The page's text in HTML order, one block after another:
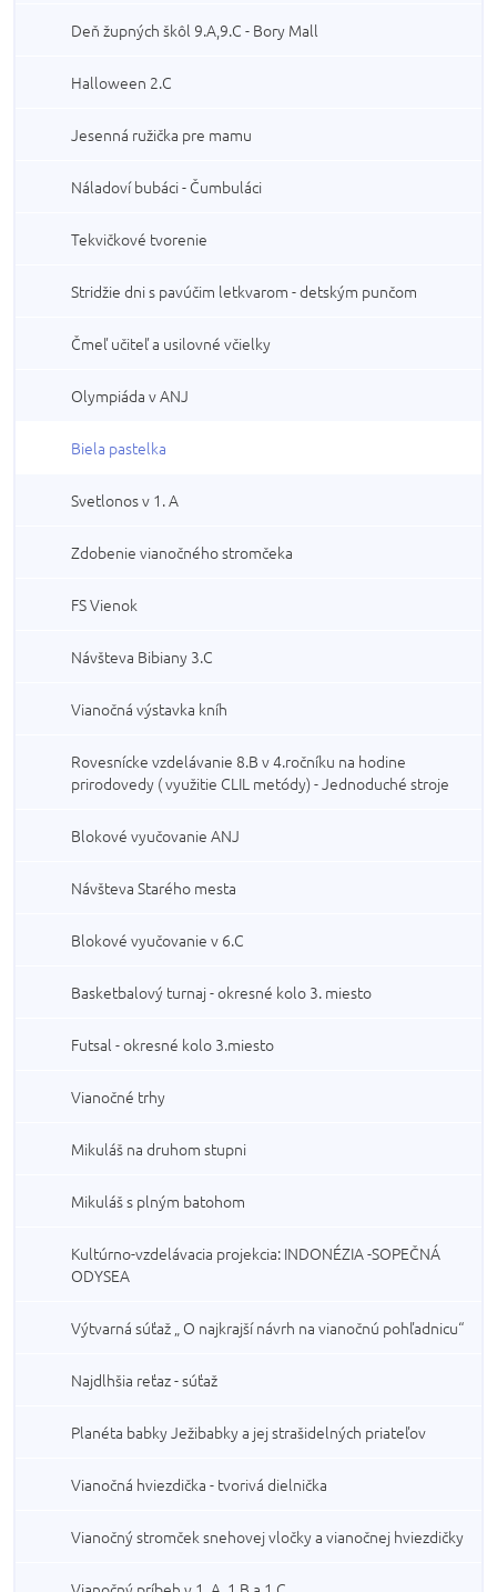
Deň župných škôl 9.A,9.C - Bory Mall
Halloween 2.C
Jesenná ružička pre mamu
Náladoví bubáci - Čumbuláci
Tekvičkové tvorenie
Stridžie dni s pavúčim letkvarom - detským punčom
Čmeľ učiteľ a usilovné včielky
Olympiáda v ANJ
Biela pastelka
Svetlonos v 1. A
Zdobenie vianočného stromčeka
FS Vienok
Návšteva Bibiany 3.C
Vianočná výstavka kníh
Rovesnícke vzdelávanie 8.B v 4.ročníku na hodine
prirodovedy ( využitie CLIL metódy) - Jednoduché stroje
Blokové vyučovanie ANJ
Návšteva Starého mesta
Blokové vyučovanie v 6.C
Basketbalový turnaj - okresné kolo 3. miesto
Futsal - okresné kolo 3.miesto
Vianočné trhy
Mikuláš na druhom stupni
Mikuláš s plným batohom
Kultúrno-vzdelávacia projekcia: INDONÉZIA -SOPEČNÁ
ODYSEA
Výtvarná súťaž „ O najkrajší návrh na vianočnú pohľadnicu“
Najdlhšia reťaz - súťaž
Planéta babky Ježibabky a jej strašidelných priateľov
Vianočná hviezdička - tvorivá dielnička
Vianočný stromček snehovej vločky a vianočnej hviezdičky